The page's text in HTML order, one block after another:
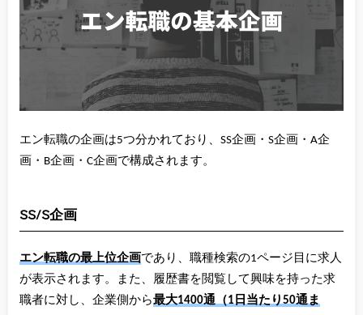
エン転職の企画は5つ分かれており、SS企画・S企画・A企
画・B企画・C企画で構成されます。
SS/S企画
エン転職の最上位企画であり、職種検索の1ページ目に求人
が表示されます。また、履歴書を閲覧して興味を持った求
職者に対し、企業側から最大1400通（1日当たり50通ま